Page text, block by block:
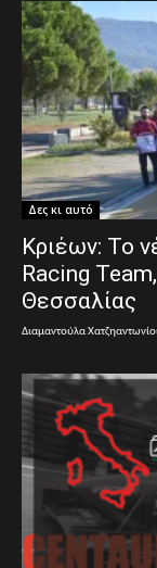
Δες κι αυτό
Κριέων: Το
Racing
Θεσσαλίας
Διαμαντούλα